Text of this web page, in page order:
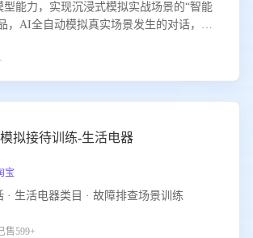
能力，实现沉浸式模拟实战场景的“智能
，AI全自动模拟真实场景发生的对话，企
拟接待训练-生活电器
宝
· 生活电器类目 · 故障排查场景训练
售599+